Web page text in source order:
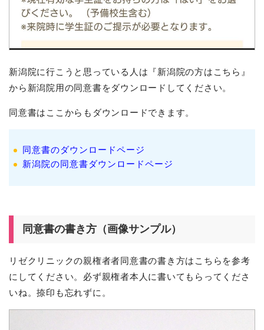
新潟院に行こうと思っている人は『新潟院の方はこちら』
から新潟院用の同意書をダウンロードしてください。
同意書はここからもダウンロードできます。
同意書のダウンロードページ
新潟院の同意書ダウンロードページ
同意書の書き方（画像サンプル）
リゼクリニックの親権者者同意書の書き方はこちらを参考
にしてください。必ず親権者本人に書いてもらってくださ
いね。捺印も忘れずに。